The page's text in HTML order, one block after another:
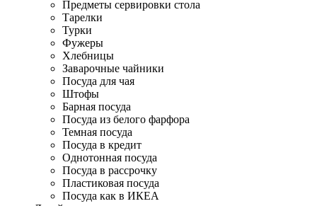
Предметы сервировки стола
Тарелки
Турки
Фужеры
Хлебницы
Заварочные чайники
Посуда для чая
Штофы
Барная посуда
Посуда из белого фарфора
Темная посуда
Посуда в кредит
Однотонная посуда
Посуда в рассрочку
Пластиковая посуда
Посуда как в ИКЕА